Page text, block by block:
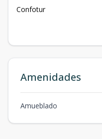
Confotur
Amenidades
Amueblado